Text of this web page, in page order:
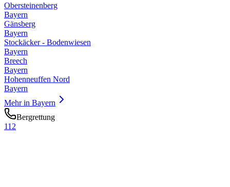
Obersteinenberg
Bayern
Gänsberg
Bayern
Stockäcker - Bodenwiesen
Bayern
Breech
Bayern
Hohenneuffen Nord
Bayern
Mehr in Bayern
Bergrettung
112